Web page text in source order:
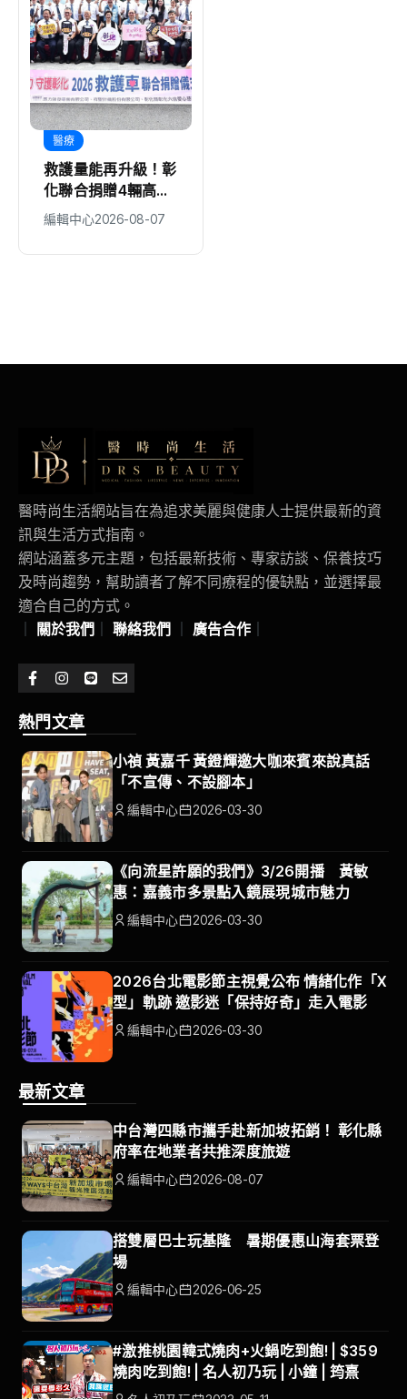
醫療
救護量能再升級！彰
化聯合捐贈4輛高規
格救護車 首配全
自動電動擔架床
編輯中心2026-08-07
醫時尚生活網站旨在為追求美麗與健康人士提供最新的資
訊與生活方式指南。
網站涵蓋多元主題，包括最新技術、專家訪談、保養技巧
及時尚趨勢，幫助讀者了解不同療程的優缺點，並選擇最
適合自己的方式。
關於我們 聯絡我們 廣告合作
熱門文章
小禎 黃嘉千 黃鐙輝邀大咖來賓來說真話
「不宣傳、不設腳本」
編輯中心 2026-03-30
《向流星許願的我們》3/26開播 黃敏
惠：嘉義市多景點入鏡展現城市魅力
編輯中心 2026-03-30
2026台北電影節主視覺公布 情緒化作「X
型」軌跡 邀影迷「保持好奇」走入電影
編輯中心 2026-03-30
最新文章
中台灣四縣市攜手赴新加坡拓銷！ 彰化縣
府率在地業者共推深度旅遊
編輯中心 2026-08-07
搭雙層巴士玩基隆 暑期優惠山海套票登
場
編輯中心 2026-06-25
#激推桃園韓式燒肉+火鍋吃到飽! | $359
燒肉吃到飽! | 名人初乃玩 | 小鐘 | 筠熹